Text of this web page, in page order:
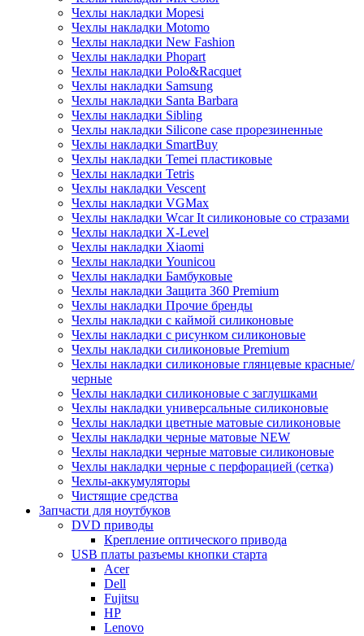
Чехлы накладки Mopesi
Чехлы накладки Motomo
Чехлы накладки New Fashion
Чехлы накладки Phopart
Чехлы накладки Polo&Racquet
Чехлы накладки Samsung
Чехлы накладки Santa Barbara
Чехлы накладки Sibling
Чехлы накладки Silicone case прорезиненные
Чехлы накладки SmartBuy
Чехлы накладки Temei пластиковые
Чехлы накладки Tetris
Чехлы накладки Vescent
Чехлы накладки VGMax
Чехлы накладки Wcar It силиконовые со стразами
Чехлы накладки X-Level
Чехлы накладки Xiaomi
Чехлы накладки Younicou
Чехлы накладки Бамбуковые
Чехлы накладки Защита 360 Premium
Чехлы накладки Прочие бренды
Чехлы накладки с каймой силиконовые
Чехлы накладки с рисунком силиконовые
Чехлы накладки силиконовые Premium
Чехлы накладки силиконовые глянцевые красные/
черные
Чехлы накладки силиконовые с заглушками
Чехлы накладки универсальные силиконовые
Чехлы накладки цветные матовые силиконовые
Чехлы накладки черные матовые NEW
Чехлы накладки черные матовые силиконовые
Чехлы накладки черные с перфорацией (сетка)
Чехлы-аккумуляторы
Чистящие средства
Запчасти для ноутбуков
DVD приводы
Крепление оптического привода
USB платы разъемы кнопки старта
Acer
Dell
Fujitsu
HP
Lenovo